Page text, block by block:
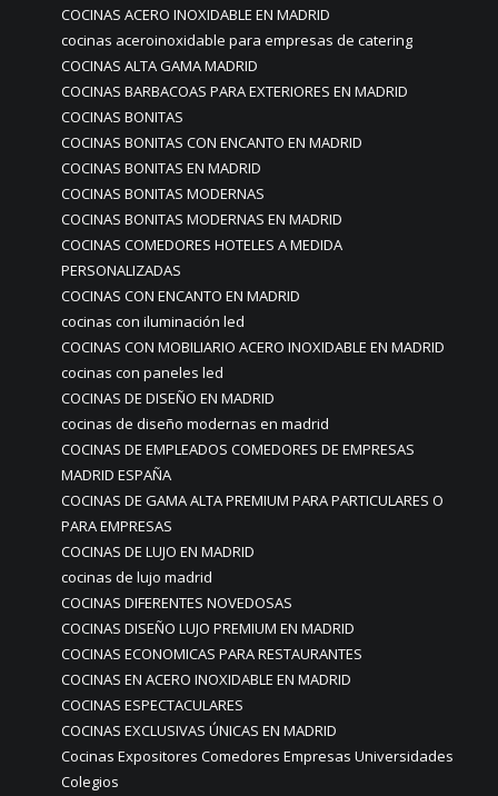
COCINAS ACERO INOXIDABLE EN MADRID
cocinas aceroinoxidable para empresas de catering
COCINAS ALTA GAMA MADRID
COCINAS BARBACOAS PARA EXTERIORES EN MADRID
COCINAS BONITAS
COCINAS BONITAS CON ENCANTO EN MADRID
COCINAS BONITAS EN MADRID
COCINAS BONITAS MODERNAS
COCINAS BONITAS MODERNAS EN MADRID
COCINAS COMEDORES HOTELES A MEDIDA
PERSONALIZADAS
COCINAS CON ENCANTO EN MADRID
cocinas con iluminación led
COCINAS CON MOBILIARIO ACERO INOXIDABLE EN MADRID
cocinas con paneles led
COCINAS DE DISEÑO EN MADRID
cocinas de diseño modernas en madrid
COCINAS DE EMPLEADOS COMEDORES DE EMPRESAS
MADRID ESPAÑA
COCINAS DE GAMA ALTA PREMIUM PARA PARTICULARES O
PARA EMPRESAS
COCINAS DE LUJO EN MADRID
cocinas de lujo madrid
COCINAS DIFERENTES NOVEDOSAS
COCINAS DISEÑO LUJO PREMIUM EN MADRID
COCINAS ECONOMICAS PARA RESTAURANTES
COCINAS EN ACERO INOXIDABLE EN MADRID
COCINAS ESPECTACULARES
COCINAS EXCLUSIVAS ÚNICAS EN MADRID
Cocinas Expositores Comedores Empresas Universidades
Colegios